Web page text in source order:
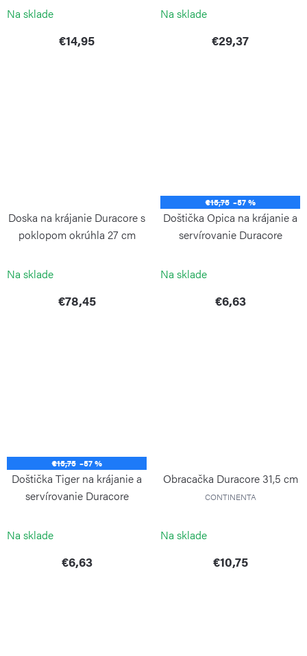
Na sklade
€14,95
Na sklade
€29,37
Doska na krájanie Duracore s
poklopom okrúhla 27 cm
Na sklade
€78,45
€15,75 –57 %
Doštička Opica na krájanie a
servírovanie Duracore
Na sklade
€6,63
€15,75 –57 %
Doštička Tiger na krájanie a
servírovanie Duracore
Na sklade
€6,63
Obracačka Duracore 31,5 cm
CONTINENTA
Na sklade
€10,75